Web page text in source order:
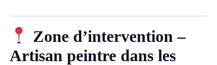
Zone d’intervention –
Artisan peintre dans les